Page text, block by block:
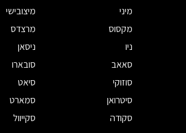
מיני
מיצובישי
מקסוס
מרצדס
ניו
ניסאן
סאאב
סובארו
סוזוקי
סיאט
סיטרואן
סמארט
סקודה
סקייוול